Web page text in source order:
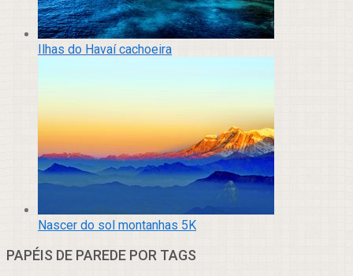
Ilhas do Havaí cachoeira
Nascer do sol montanhas 5K
PAPÉIS DE PAREDE POR TAGS